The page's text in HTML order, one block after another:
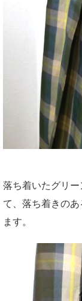
落ち着いたグリ
て、落ち着きの
ます。